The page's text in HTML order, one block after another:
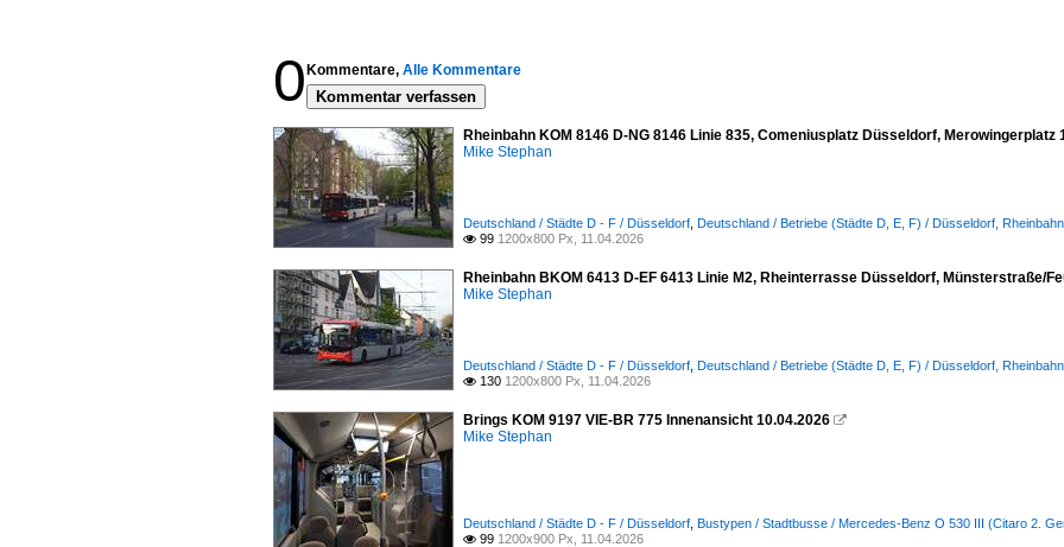
0 Kommentare, Alle Kommentare
Kommentar verfassen
Rheinbahn KOM 8146 D-NG 8146 Linie 835, Comeniusplatz Düsseldorf, Merowingerplatz
Mike Stephan
Deutschland / Städte D - F / Düsseldorf Deutschland / Betriebe (Städte D, E, F) / Düsseldorf, Rheinbahn
 99 1200x800 Px, 11.04.2026
Rheinbahn BKOM 6413 D-EF 6413 Linie M2, Rheinterrasse Düsseldorf, Münsterstraße/
Mike Stephan
Deutschland / Städte D - F / Düsseldorf Deutschland / Betriebe (Städte D, E, F) / Düsseldorf, Rheinbahn
 130 1200x800 Px, 11.04.2026
Brings KOM 9197 VIE-BR 775 Innenansicht 10.04.2026 
Mike Stephan
Deutschland / Städte D - F / Düsseldorf Bustypen / Stadtbusse / Mercedes-Benz O 530 III (Citaro 2.
 99 1200x900 Px, 11.04.2026